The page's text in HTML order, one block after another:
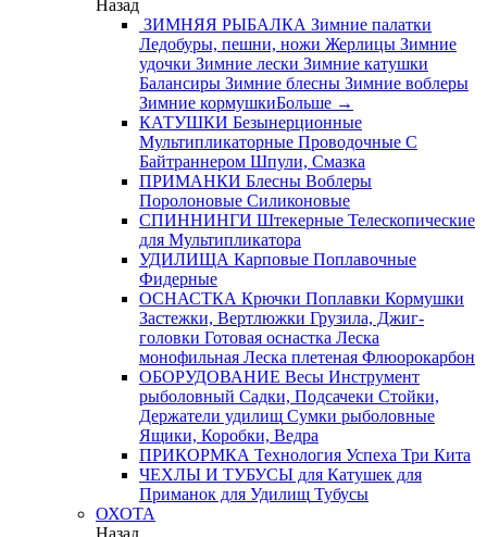
Назад
ЗИМНЯЯ РЫБАЛКА Зимние палатки
Ледобуры, пешни, ножи Жерлицы Зимние
удочки Зимние лески Зимние катушки
Балансиры Зимние блесны Зимние воблеры
Зимние кормушкиБольше →
КАТУШКИ Безынерционные
Мультипликаторные Проводочные С
Байтраннером Шпули, Смазка
ПРИМАНКИ Блесны Воблеры
Поролоновые Силиконовые
СПИННИНГИ Штекерные Телескопические
для Мультипликатора
УДИЛИЩА Карповые Поплавочные
Фидерные
ОСНАСТКА Крючки Поплавки Кормушки
Застежки, Вертлюжки Грузила, Джиг-
головки Готовая оснастка Леска
монофильная Леска плетеная Флюорокарбон
ОБОРУДОВАНИЕ Весы Инструмент
рыболовный Садки, Подсачеки Стойки,
Держатели удилищ Сумки рыболовные
Ящики, Коробки, Ведра
ПРИКОРМКА Технология Успеха Три Кита
ЧЕХЛЫ И ТУБУСЫ для Катушек для
Приманок для Удилищ Тубусы
ОХОТА
Назад